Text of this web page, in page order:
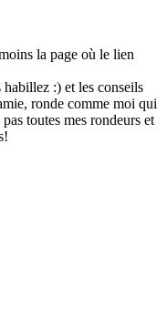
la page où le lien
:) et les conseils
ronde comme moi qui
toutes mes rondeurs et